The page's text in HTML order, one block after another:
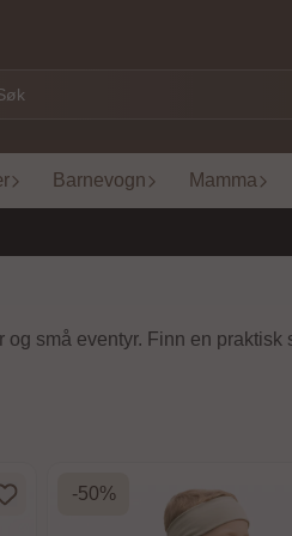
Barnevogn Mamma
og små eventyr. Finn en
-50%